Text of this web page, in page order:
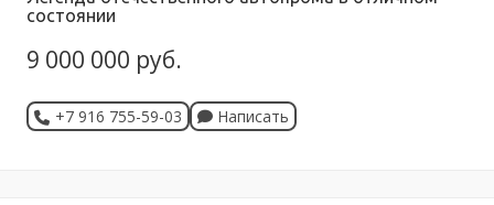
состоянии
9 000 000 руб.
+7 916 755-59-03 Написать